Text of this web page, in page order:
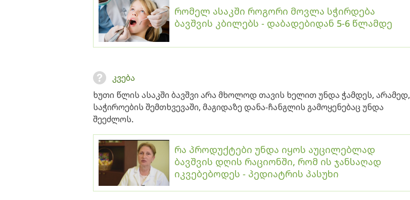
რომელ ასაკში როგორი მოვლა სჭირდება
ბავშვის კბილებს - დაბადებიდან 5-6 წლამდე
კვება
ხუთი წლის ასაკში ბავშვი არა მხოლოდ თავის ხელით უნდა ჭამდეს, არამედ,
საჭიროების შემთხვევაში, მაგიდაზე დანა-ჩანგლის გამოყენებაც უნდა
შეეძლოს.
რა პროდუქტები უნდა იყოს აუცილებლად
ბავშვის დღის რაციონში, რომ ის ჯანსაღად
იკვებებოდეს - პედიატრის პასუხი